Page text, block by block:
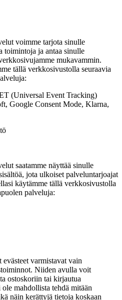
voimme tarjota sinulle
toimintoja ja antaa sinulle
mukavammin.
tällä verkkosivustolla seuraavia
(Universal Event Tracking)
Google Consent Mode, Klarna,
saatamme näyttää sinulle
jota ulkoiset palveluntarjoajat
käytämme tällä verkkosivustolla
palveluja:
varmistavat vain
Niiden avulla voit
ostoskoriin tai kirjautua
mahdollista tehdä mitään
näin kerättyjä tietoja koskaan